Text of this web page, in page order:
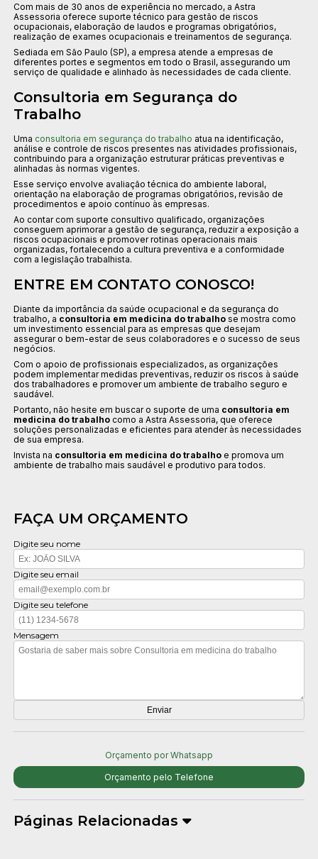
Com mais de 30 anos de experiência no mercado, a Astra
Assessoria oferece suporte técnico para gestão de riscos
ocupacionais, elaboração de laudos e programas obrigatórios,
realização de exames ocupacionais e treinamentos de segurança.
Sediada em São Paulo (SP), a empresa atende a empresas de
diferentes portes e segmentos em todo o Brasil, assegurando um
serviço de qualidade e alinhado às necessidades de cada cliente.
Consultoria em Segurança do
Trabalho
Uma consultoria em segurança do trabalho atua na identificação,
análise e controle de riscos presentes nas atividades profissionais,
contribuindo para a organização estruturar práticas preventivas e
alinhadas às normas vigentes.
Esse serviço envolve avaliação técnica do ambiente laboral,
orientação na elaboração de programas obrigatórios, revisão de
procedimentos e apoio contínuo às empresas.
Ao contar com suporte consultivo qualificado, organizações
conseguem aprimorar a gestão de segurança, reduzir a exposição a
riscos ocupacionais e promover rotinas operacionais mais
organizadas, fortalecendo a cultura preventiva e a conformidade
com a legislação trabalhista.
ENTRE EM CONTATO CONOSCO!
Diante da importância da saúde ocupacional e da segurança do
trabalho, a consultoria em medicina do trabalho se mostra como
um investimento essencial para as empresas que desejam
assegurar o bem-estar de seus colaboradores e o sucesso de seus
negócios.
Com o apoio de profissionais especializados, as organizações
podem implementar medidas preventivas, reduzir os riscos à saúde
dos trabalhadores e promover um ambiente de trabalho seguro e
saudável.
Portanto, não hesite em buscar o suporte de uma consultoria em
medicina do trabalho como a Astra Assessoria, que oferece
soluções personalizadas e eficientes para atender às necessidades
de sua empresa.
Invista na consultoria em medicina do trabalho e promova um
ambiente de trabalho mais saudável e produtivo para todos.
FAÇA UM ORÇAMENTO
Digite seu nome
Digite seu email
Digite seu telefone
Mensagem
Orçamento por Whatsapp
Orçamento pelo Telefone
Páginas Relacionadas